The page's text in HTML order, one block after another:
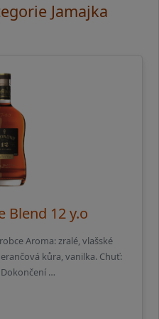
Jamajka
Blend 12 y.o
Aroma: zralé, vlašské
kůra, vanilka. Chuť:
…